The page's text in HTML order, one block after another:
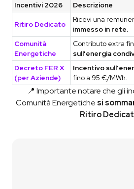
Incentivi 2026 Descrizione
Ritiro Dedicato
Ricevi una
immesso in rete.
Comunità
Energetiche
Contributo extra
sull'energia
Decreto FER X
(per Aziende)
Incentivo
fino a 95 €/MWh.
📍 Importante notare che gli
Comunità Energetiche si
Ritiro